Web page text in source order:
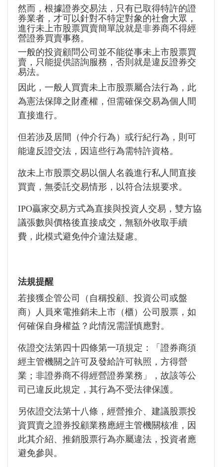
然而，根據證券交易法，只有已取得特許的證
券業者，才可以針對不特定對象的社會大眾，
進行未上市股票買賣簡單說就是非券商不得經
營證券買賣事務。
一般的投資顧問公司並不能從事未上市股票買
賣，只能提供諮詢服務，否則就是違反證券交
易法。
因此，一般人買賣未上市股票屬合法行為，此
為憲法保障之財產權，但需確保交易為個人間
直接進行。
但若涉及居間（仲介行為）或行紀行為，則可
能違反證交法，因這些行為需特許資格。
故未上市股票交易以個人名義進行私人間直接
買賣，無委託交易情形，以符合法規要求。
IPO贏家交易方式為直接與投資人交易，雙方協
議張數與價格後直接成交，無額外收取手續
費，此模式避免仲介違法疑慮。
法規提醒
若接獲企管公司（自稱投顧、投資公司或盤
商）人員來電推銷未上市（櫃）公司股票，如
何確保自身權益？此情況需謹慎應對。
依證交法第四十四條第一項規定：「證券商須
經主管機關之許可及發給許可執照，方得營
業；非證券商不得經營證券業務」，故該等公
司已違反此規定，其行為不受法律保護。
另依證交法第十八條，經營推介、建議股票投
資買賣之證券投顧業務應經主管機關核准，因
此其介紹、推銷股票行為亦屬違法，投資者應
避免參與。